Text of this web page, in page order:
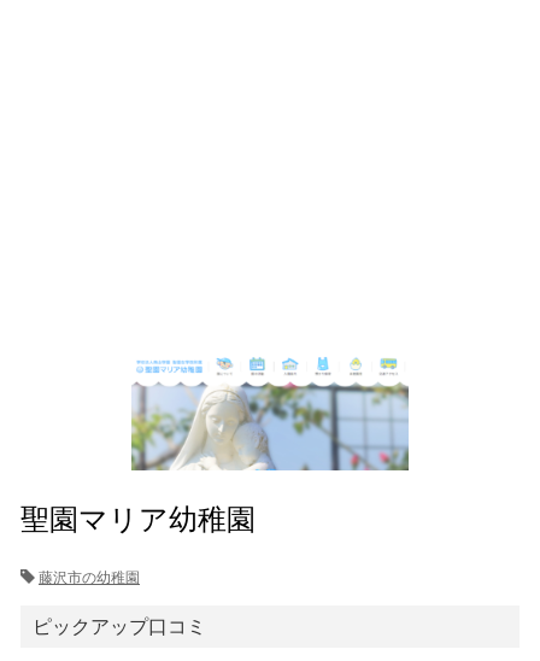
聖園マリア幼稚園
藤沢市の幼稚園
ピックアップ口コミ